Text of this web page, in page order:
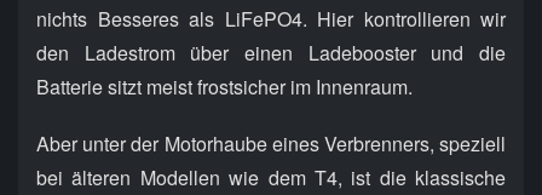
nichts Besseres als LiFePO4. Hier kontrollieren wir
den Ladestrom über einen Ladebooster und die
Batterie sitzt meist frostsicher im Innenraum.
Aber unter der Motorhaube eines Verbrenners, speziell
bei älteren Modellen wie dem T4, ist die klassische